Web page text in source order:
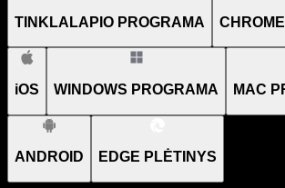
TINKLALAPIO PROGRAMA
iOS WINDOWS PROGRAMA MAC
ANDROID EDGE PLĖTINYS